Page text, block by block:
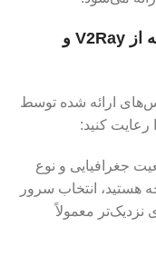
توصیه‌های نهایی برای استفاده بهینه از V2Ray و
ارائه شده توسط
کنید:
جغرافیایی و نوع
هستید، انتخاب سرور
معمولاً